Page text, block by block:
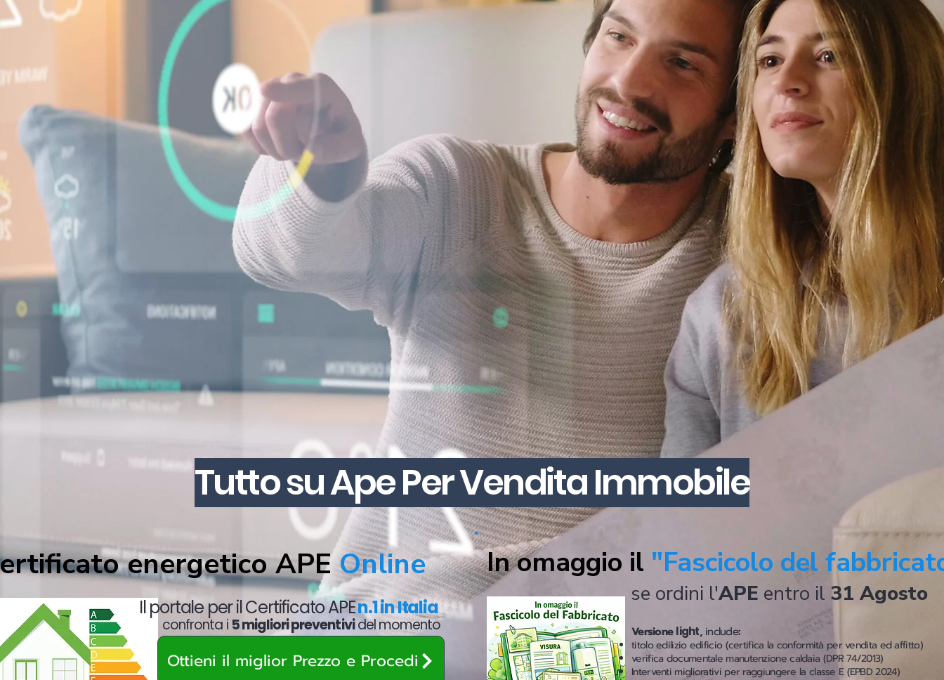
Tutto su Ape Per Vendita Immobile
energetico APEOnline
Ottieni il miglior Prezzo e Procedi
Il portale per il Certificato APEn.1 in Italia
confronta i 5 migliori preventividel momento
In omaggio il "Fascicolo del
se ordini l'APE entro il 31 Agosto
Versionelight, include:
titolo edilizio edificio (certifica la conformità per vendita ed affitto)
verifica documentale manutenzione caldaia (DPR 74/2013)
Interventi migliorativi per raggiungere la classe E (EPBD 2024)